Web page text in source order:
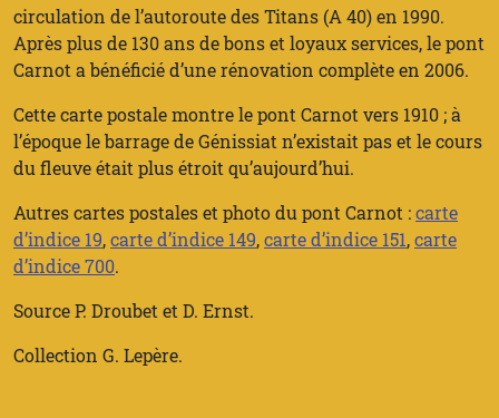
circulation de l’autoroute des Titans (A 40) en 1990.
Après plus de 130 ans de bons et loyaux services, le pont
Carnot a bénéficié d’une rénovation complète en 2006.
Cette carte postale montre le pont Carnot vers 1910 ; à
l’époque le barrage de Génissiat n’existait pas et le cours
du fleuve était plus étroit qu’aujourd’hui.
Autres cartes postales et photo du pont Carnot :carte
d’indice 19,carte d’indice 149,carte d’indice 151,carte
d’indice 700.
Source P. Droubet et D. Ernst.
Collection G. Lepère.